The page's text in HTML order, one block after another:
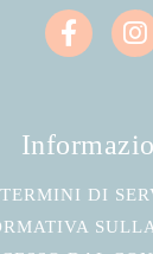
TERMINI DI